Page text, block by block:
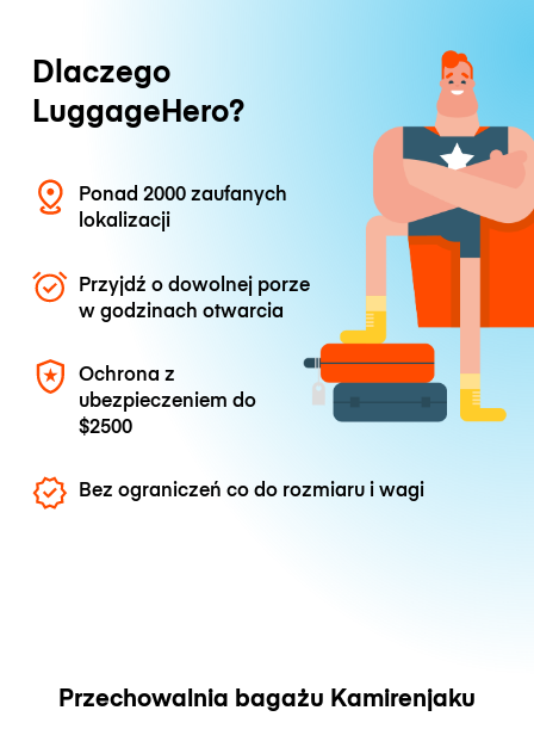
Dlaczego
LuggageHero?
Ponad 2000 zaufanych
lokalizacji
Przyjdź o dowolnej porze
w godzinach otwarcia
Ochrona z
ubezpieczeniem do
$2500
Bez ograniczeń co do rozmiaru i wagi
Przechowalnia bagażu Kamirenjaku